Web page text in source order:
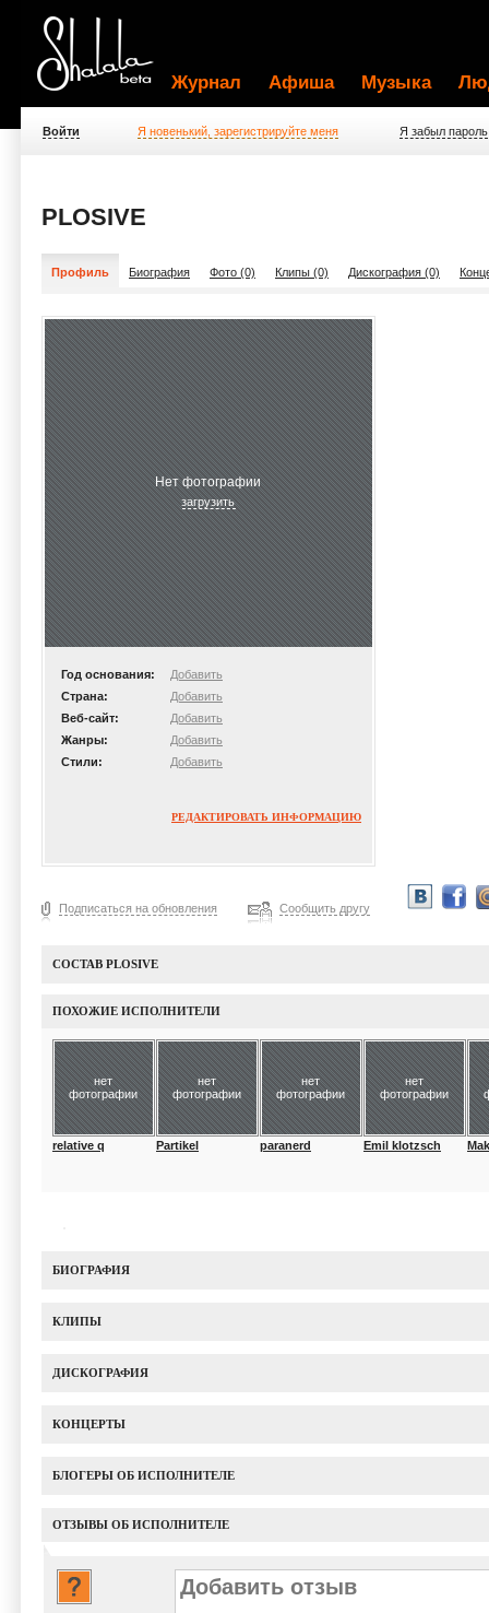
Журнал Афиша Музыка
Войти Я новенький, зарегистрируйте меня Я забыл пароль
PLOSIVE
Профиль Биография Фото (0) Клипы (0) Дискография (0)
Нет фотографии
загрузить
Год основания:
Добавить
Страна:
Добавить
Веб-сайт:
Добавить
Жанры:
Добавить
Стили:
Добавить
РЕДАКТИРОВАТЬ ИНФОРМАЦИЮ
Подписаться на обновления Сообщить другу
СОСТАВ PLOSIVE
ПОХОЖИЕ ИСПОЛНИТЕЛИ
нет
фотографии
relative q
нет
фотографии
Partikel
нет
фотографии
paranerd
нет
фотографии
Emil klotzsch
БИОГРАФИЯ
КЛИПЫ
ДИСКОГРАФИЯ
КОНЦЕРТЫ
БЛОГЕРЫ ОБ ИСПОЛНИТЕЛЕ
ОТЗЫВЫ ОБ ИСПОЛНИТЕЛЕ